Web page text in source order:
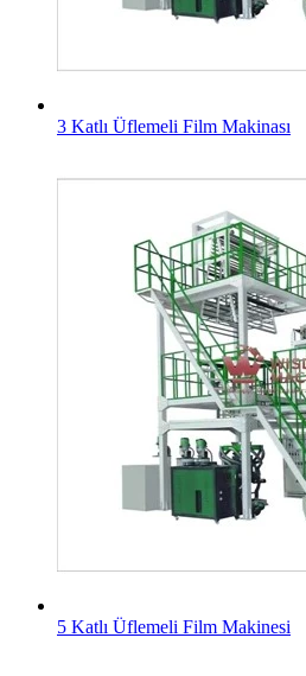
3 Katlı Üflemeli Film Makinası
5 Katlı Üflemeli Film Makinesi